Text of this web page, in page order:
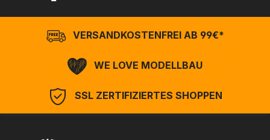
VERSANDKOSTENFREI AB 99€*
WE LOVE MODELLBAU
SSL ZERTIFIZIERTES SHOPPEN